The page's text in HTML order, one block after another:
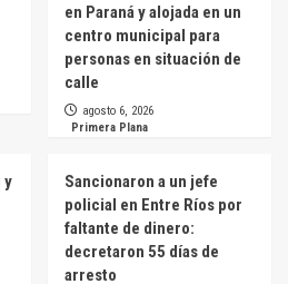
en Paraná y alojada en un
centro municipal para
personas en situación de
calle
agosto 6, 2026
y
Primera Plana
Sancionaron a un jefe
policial en Entre Ríos por
faltante de dinero:
decretaron 55 días de
arresto